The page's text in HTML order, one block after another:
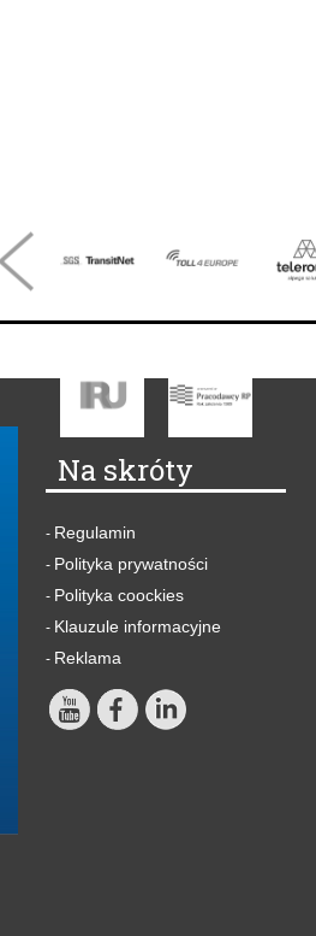
Na skróty
- Regulamin
- Polityka prywatności
- Polityka coockies
- Klauzule informacyjne
- Reklama